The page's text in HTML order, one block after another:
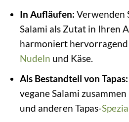
In Aufläufen: Verwenden
Salami als Zutat in Ihren
harmoniert hervorragend
Nudeln und Käse.
Als Bestandteil von Tapas:
vegane Salami
und anderen Tapas-